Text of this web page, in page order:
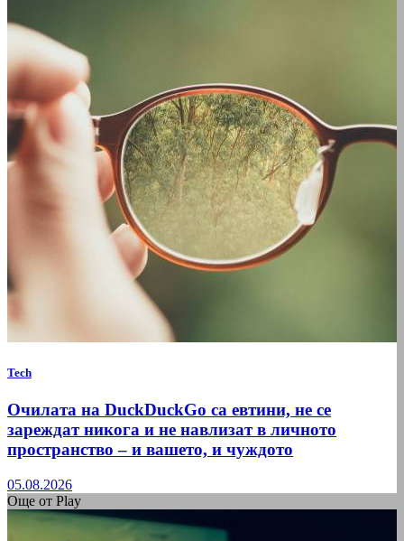
Tech
Очилата на DuckDuckGo са евтини, не се
зареждат никога и не навлизат в личното
пространство – и вашето, и чуждото
05.08.2026
Още от Play